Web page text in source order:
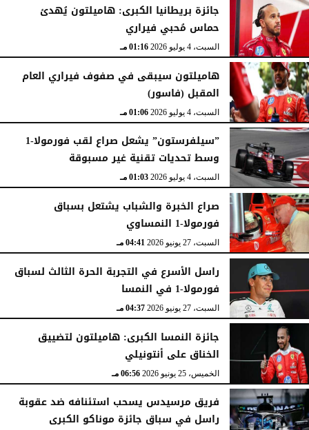
جائزة بريطانيا الكبرى: هاميلتون يُهدئ
حماس مُحبي فيراري
السبت، 4 يوليو 2026 01:16 مـ
هاميلتون سيبقى في صفوف فيراري العام
المقبل (فاسور)
السبت، 4 يوليو 2026 01:06 مـ
”سيلفرستون” يشعل صراع لقب فورمولا-1
وسط تحديات تقنية غير مسبوقة
السبت، 4 يوليو 2026 01:03 مـ
صراع الخبرة والشباب يشتعل بسباق
فورمولا-1 النمساوي
السبت، 27 يونيو 2026 04:41 مـ
راسل الأسرع في التجربة الحرة الثالث لسباق
فورمولا-1 في النمسا
السبت، 27 يونيو 2026 04:37 مـ
جائزة النمسا الكبرى: هاميلتون لتضييق
الخناق على أنتونيلي
الخميس، 25 يونيو 2026 06:56 مـ
فريق مرسيدس يسحب استئنافه ضد عقوبة
راسل في سباق جائزة موناكو الكبرى